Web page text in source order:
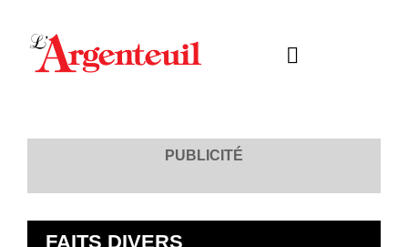
PUBLICITÉ
FAITS DIVERS